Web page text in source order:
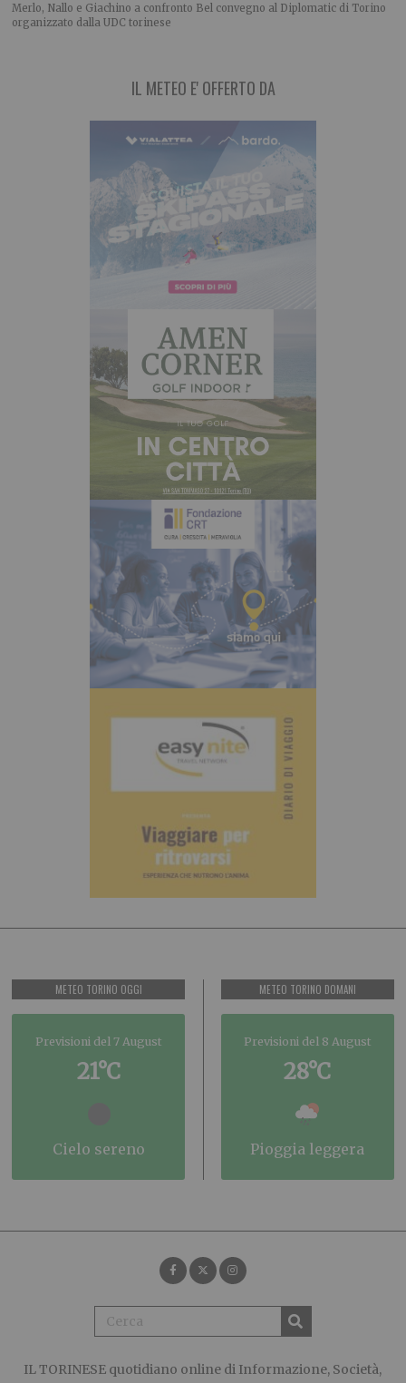
Merlo, Nallo e Giachino a confronto Bel convegno al Diplomatic di Torino
organizzato dalla UDC torinese
IL METEO E' OFFERTO DA
METEO TORINO OGGI
Previsioni del 7 August
21°C
cielo sereno
METEO TORINO DOMANI
Previsioni del 8 August
28°C
pioggia leggera
IL TORINESE quotidiano online di Informazione, Società,